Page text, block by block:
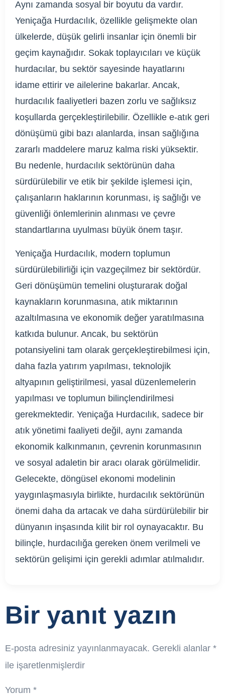
Aynı zamanda sosyal bir boyutu da vardır.
Yeniçağa Hurdacılık, özellikle gelişmekte olan
ülkelerde, düşük gelirli insanlar için önemli bir
geçim kaynağıdır. Sokak toplayıcıları ve küçük
hurdacılar, bu sektör sayesinde hayatlarını
idame ettirir ve ailelerine bakarlar. Ancak,
hurdacılık faaliyetleri bazen zorlu ve sağlıksız
koşullarda gerçekleştirilebilir. Özellikle e-atık geri
dönüşümü gibi bazı alanlarda, insan sağlığına
zararlı maddelere maruz kalma riski yüksektir.
Bu nedenle, hurdacılık sektörünün daha
sürdürülebilir ve etik bir şekilde işlemesi için,
çalışanların haklarının korunması, iş sağlığı ve
güvenliği önlemlerinin alınması ve çevre
standartlarına uyulması büyük önem taşır.
Yeniçağa Hurdacılık, modern toplumun
sürdürülebilirliği için vazgeçilmez bir sektördür.
Geri dönüşümün temelini oluşturarak doğal
kaynakların korunmasına, atık miktarının
azaltılmasına ve ekonomik değer yaratılmasına
katkıda bulunur. Ancak, bu sektörün
potansiyelini tam olarak gerçekleştirebilmesi için,
daha fazla yatırım yapılması, teknolojik
altyapının geliştirilmesi, yasal düzenlemelerin
yapılması ve toplumun bilinçlendirilmesi
gerekmektedir. Yeniçağa Hurdacılık, sadece bir
atık yönetimi faaliyeti değil, aynı zamanda
ekonomik kalkınmanın, çevrenin korunmasının
ve sosyal adaletin bir aracı olarak görülmelidir.
Gelecekte, döngüsel ekonomi modelinin
yaygınlaşmasıyla birlikte, hurdacılık sektörünün
önemi daha da artacak ve daha sürdürülebilir bir
dünyanın inşasında kilit bir rol oynayacaktır. Bu
bilinçle, hurdacılığa gereken önem verilmeli ve
sektörün gelişimi için gerekli adımlar atılmalıdır.
Bir yanıt yazın
E-posta adresiniz yayınlanmayacak. Gerekli alanlar *
ile işaretlenmişlerdir
Yorum *